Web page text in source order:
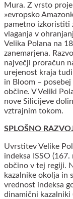
Mura. Z vrsto
»evropsko
pametno izkoristiti
vlaganja v
Velika Polana na
zanemarjena.
največji proračun
urejenost kraja
in Bloom –
občine. V Veliki
nove Silicijeve
vztrajnim tokom.
SPLOŠNO
Uvrstitev Velike
indeksa ISSO
občino v tej regiji.
kazalnike okolja in
vrednost indeksa
dinamični